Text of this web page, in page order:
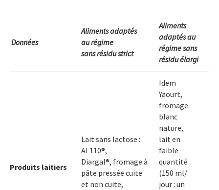
Données
Aliments adaptés
au régime
sans résidu strict
Aliments
adaptés au
régime sans
résidu élargi
Produits laitiers
Lait sans lactose :
Al 110®,
Diargal®, fromage à
pâte pressée cuite
et non cuite,
Idem
Yaourt,
fromage
blanc
nature,
lait en
faible
quantité
(150 ml/
jour : un